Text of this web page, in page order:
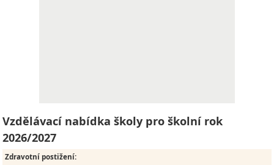
Vzdělávací nabídka školy pro školní rok
2026/2027
Zdravotní postižení: